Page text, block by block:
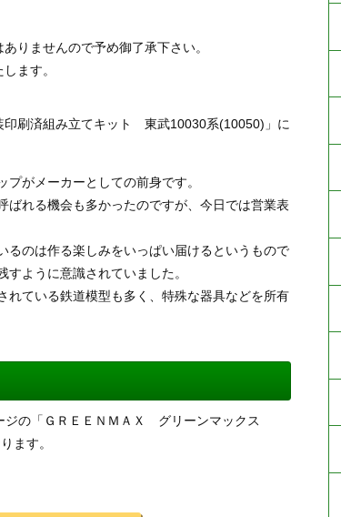
りませんので予め御了承下さい。
ます。
刷済組み立てキット 東武10030系(10050)」に
がメーカーとしての前身です。
れる機会も多かったのですが、今日では営業表
るのは作る楽しみをいっぱい届けるというもので
ように意識されていました。
れている鉄道模型も多く、特殊な器具などを所有
ジの「ＧＲＥＥＮＭＡＸ グリーンマックス
ます。